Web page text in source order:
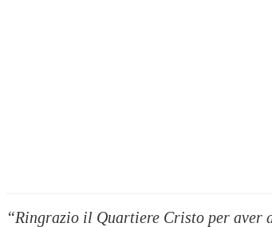
“Ringrazio il Quartiere Cristo per aver